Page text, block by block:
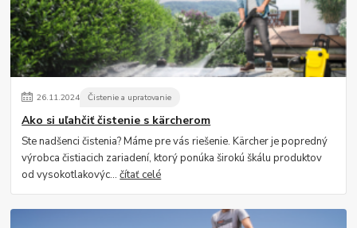
26.11.2024 Čistenie a upratovanie
Ako si uľahčiť čistenie s kärcherom
Ste nadšenci čistenia? Máme pre vás riešenie. Kärcher je popredný
výrobca čistiacich zariadení, ktorý ponúka širokú škálu produktov
od vysokotlakovýc...čítať celé